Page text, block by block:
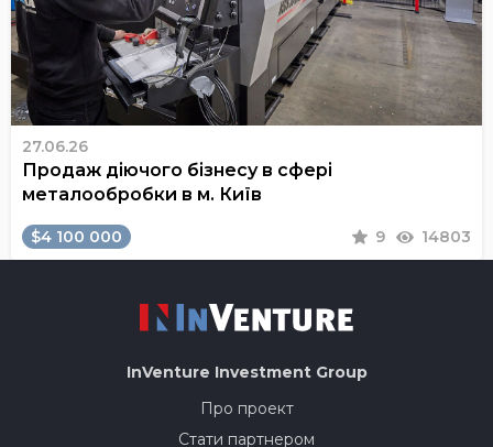
27.06.26
Продаж діючого бізнесу в сфері
металообробки в м. Київ
$4 100 000 9 14803
InVenture Investment Group
Про проект
Стати партнером